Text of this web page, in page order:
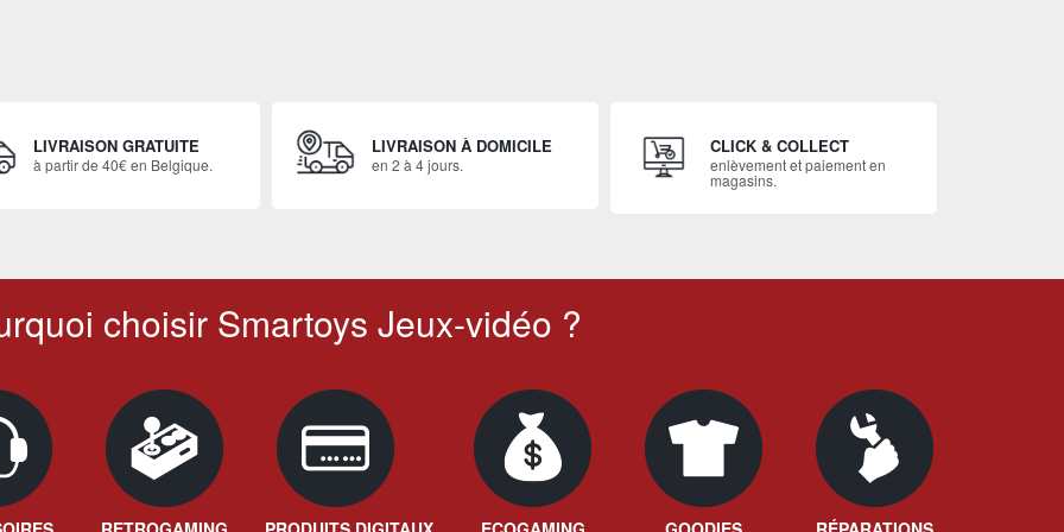
LIVRAISON GRATUITE
à partir de 40€ en Belgique.
LIVRAISON À DOMICILE
en 2 à 4 jours.
CLICK & COLLECT
enlèvement et paiement en
magasins.
choisir Smartoys Jeux-vidéo ?